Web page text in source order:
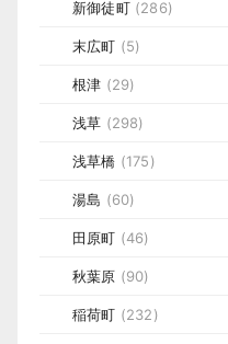
新御徒町(286)
末広町 (5)
根津 (29)
浅草 (298)
浅草橋 (175)
湯島 (60)
田原町 (46)
秋葉原 (90)
稲荷町 (232)